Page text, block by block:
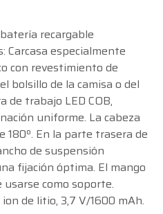
recargable
Carcasa especialmente
con revestimiento de
bolsillo de la camisa o del
trabajo LED COB,
uniforme. La cabeza
En la parte trasera de
de suspensión
fijación óptima. El mango
como soporte.
de litio, 3,7 V/1600 mAh.